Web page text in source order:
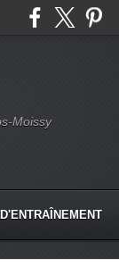
Moissy